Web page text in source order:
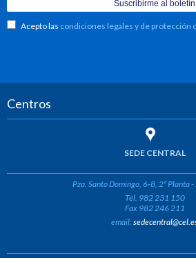
Acepto las condiciones legales y de protección
Centros
SEDE CENTRAL
Pza. Santo Domingo, 6-8, 2ª Planta
Tel. 982 231 150
Fax 982 246 211
email: